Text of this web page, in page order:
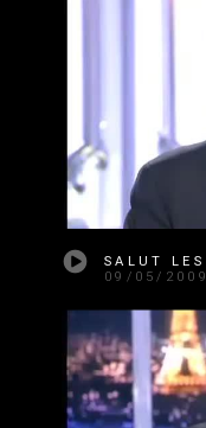
09/05/2009